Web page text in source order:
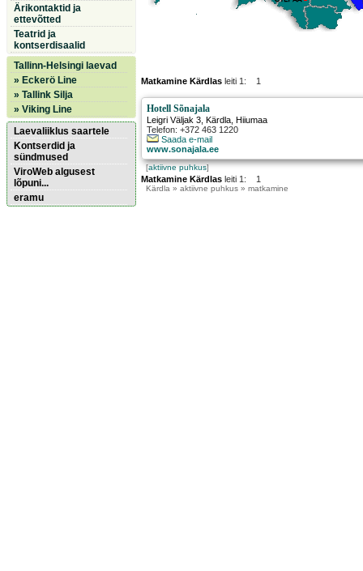
Ärikontaktid ja
ettevõtted
Teatrid ja
kontserdisaalid
Tallinn-Helsingi laevad
» Eckerö Line
» Tallink Silja
» Viking Line
Laevaliiklus saartele
Kontserdid ja
sündmused
ViroWeb algusest
lõpuni...
eramu
Matkamine Kärdlas leiti 1: 1
Hotell Sõnajala
Leigri Väljak 3 Kärdla , Hiiumaa
Telefon: +372 463 1220
Saada e-mail
www.sonajala.ee
[aktiivne puhkus]
Matkamine Kärdlas leiti 1: 1
Kärdla » aktiivne puhkus » matkamine